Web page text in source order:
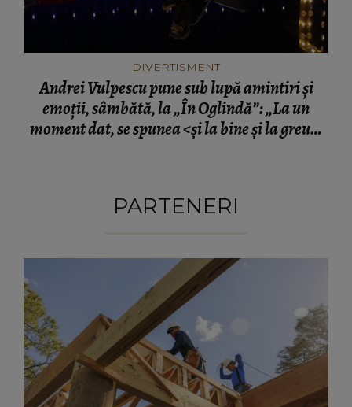
DIVERTISMENT
Andrei Vulpescu pune sub lupă amintiri și
emoții, sâmbătă, la „În Oglindă”: „La un
moment dat, se spunea <și la bine și la greu>.
PARTENERI